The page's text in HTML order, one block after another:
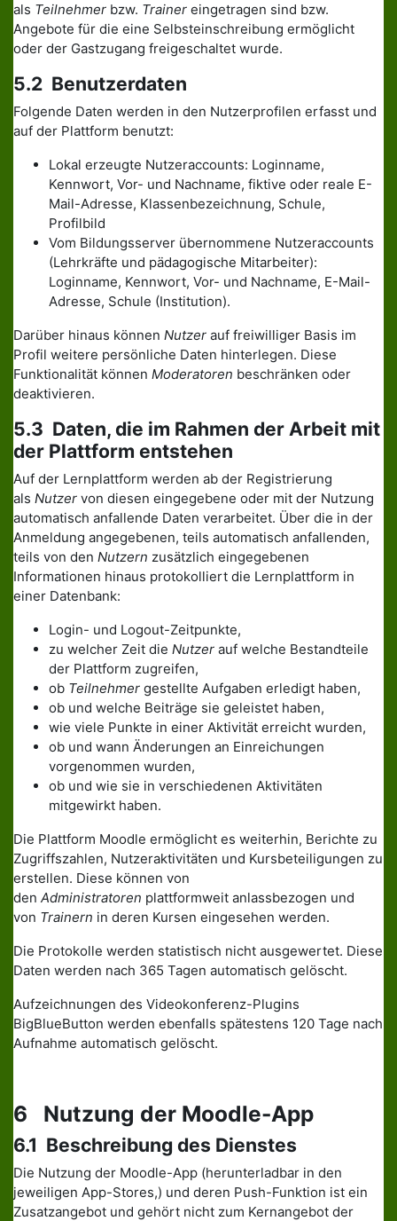
als Teilnehmer bzw. Trainer eingetragen sind bzw.
Angebote für die eine Selbsteinschreibung ermöglicht
oder der Gastzugang freigeschaltet wurde.
5.2 Benutzerdaten
Folgende Daten werden in den Nutzerprofilen erfasst und
auf der Plattform benutzt:
Lokal erzeugte Nutzeraccounts: Loginname,
Kennwort, Vor- und Nachname, fiktive oder reale E-
Mail-Adresse, Klassenbezeichnung, Schule,
Profilbild
Vom Bildungsserver übernommene Nutzeraccounts
(Lehrkräfte und pädagogische Mitarbeiter):
Loginname, Kennwort, Vor- und Nachname, E-Mail-
Adresse, Schule (Institution).
Darüber hinaus können Nutzer auf freiwilliger Basis im
Profil weitere persönliche Daten hinterlegen. Diese
Funktionalität können Moderatoren beschränken oder
deaktivieren.
5.3 Daten, die im Rahmen der Arbeit mit
der Plattform entstehen
Auf der Lernplattform werden ab der Registrierung
als Nutzer von diesen eingegebene oder mit der Nutzung
automatisch anfallende Daten verarbeitet. Über die in der
Anmeldung angegebenen, teils automatisch anfallenden,
teils von den Nutzern zusätzlich eingegebenen
Informationen hinaus protokolliert die Lernplattform in
einer Datenbank:
Login- und Logout-Zeitpunkte,
zu welcher Zeit die Nutzer auf welche Bestandteile
der Plattform zugreifen,
ob Teilnehmer gestellte Aufgaben erledigt haben,
ob und welche Beiträge sie geleistet haben,
wie viele Punkte in einer Aktivität erreicht wurden,
ob und wann Änderungen an Einreichungen
vorgenommen wurden,
ob und wie sie in verschiedenen Aktivitäten
mitgewirkt haben.
Die Plattform Moodle ermöglicht es weiterhin, Berichte zu
Zugriffszahlen, Nutzeraktivitäten und Kursbeteiligungen zu
erstellen. Diese können von
den Administratoren plattformweit anlassbezogen und
von Trainern in deren Kursen eingesehen werden.
Die Protokolle werden statistisch nicht ausgewertet. Diese
Daten werden nach 365 Tagen automatisch gelöscht.
Aufzeichnungen des Videokonferenz-Plugins
BigBlueButton werden ebenfalls spätestens 120 Tage nach
Aufnahme automatisch gelöscht.
6 Nutzung der Moodle-App
6.1 Beschreibung des Dienstes
Die Nutzung der Moodle-App (herunterladbar in den
jeweiligen App-Stores,) und deren Push-Funktion ist ein
Zusatzangebot und gehört nicht zum Kernangebot der